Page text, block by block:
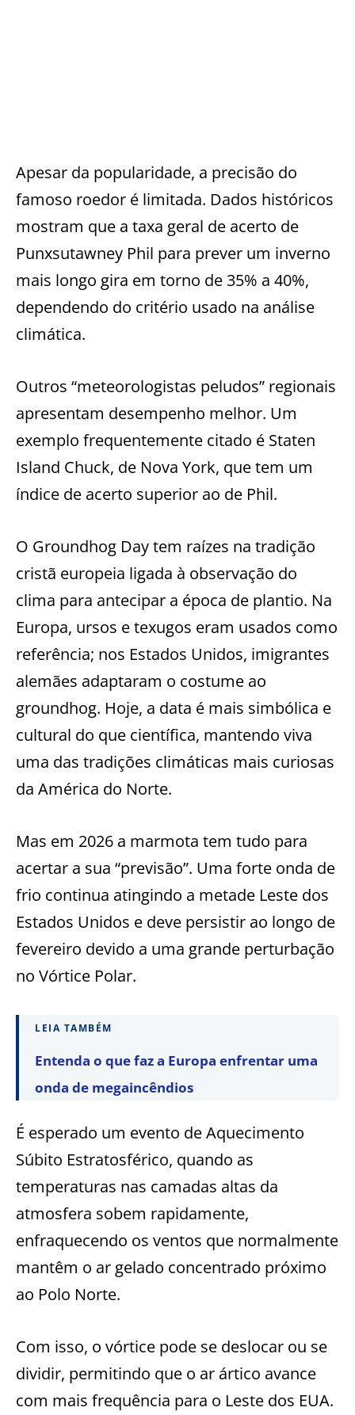
Apesar da popularidade, a precisão do
famoso roedor é limitada. Dados históricos
mostram que a taxa geral de acerto de
Punxsutawney Phil para prever um inverno
mais longo gira em torno de 35% a 40%,
dependendo do critério usado na análise
climática.
Outros “meteorologistas peludos” regionais
apresentam desempenho melhor. Um
exemplo frequentemente citado é Staten
Island Chuck, de Nova York, que tem um
índice de acerto superior ao de Phil.
O Groundhog Day tem raízes na tradição
cristã europeia ligada à observação do
clima para antecipar a época de plantio. Na
Europa, ursos e texugos eram usados como
referência; nos Estados Unidos, imigrantes
alemães adaptaram o costume ao
groundhog. Hoje, a data é mais simbólica e
cultural do que científica, mantendo viva
uma das tradições climáticas mais curiosas
da América do Norte.
Mas em 2026 a marmota tem tudo para
acertar a sua “previsão”. Uma forte onda de
frio continua atingindo a metade Leste dos
Estados Unidos e deve persistir ao longo de
fevereiro devido a uma grande perturbação
no Vórtice Polar.
LEIA TAMBÉM
Entenda o que faz a Europa enfrentar uma
onda de megaincêndios
É esperado um evento de Aquecimento
Súbito Estratosférico, quando as
temperaturas nas camadas altas da
atmosfera sobem rapidamente,
enfraquecendo os ventos que normalmente
mantêm o ar gelado concentrado próximo
ao Polo Norte.
Com isso, o vórtice pode se deslocar ou se
dividir, permitindo que o ar ártico avance
com mais frequência para o Leste dos EUA.